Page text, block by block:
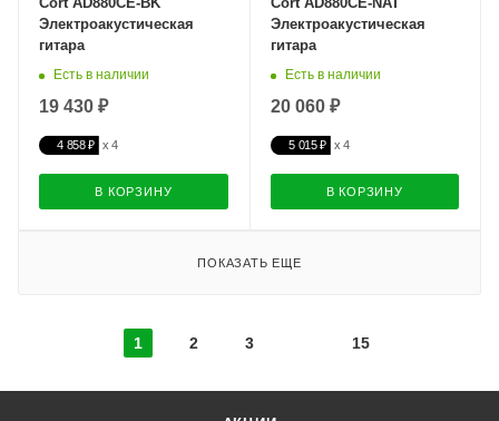
Электроакустическая
гитара
Есть в наличии
19 430 ₽
4 858 ₽
В КОРЗИНУ
Электроакустическая
гитара
Есть в наличии
20 060 ₽
5 015 ₽
В КОРЗИНУ
ПОКАЗАТЬ ЕЩЕ
1 2 3 15